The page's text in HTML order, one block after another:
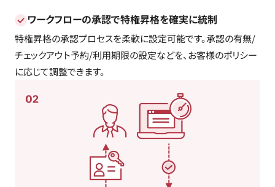
ワークフローの承認で特権昇格を確実に統制
特権昇格の承認プロセスを柔軟に設定可能です。承認の有無/
チェックアウト予約/利用期限の設定などを、お客様のポリシー
に応じて調整できます。